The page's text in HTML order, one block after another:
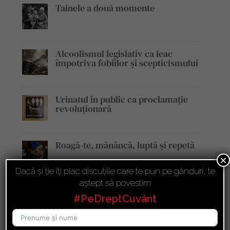
Tainele a două momente
Alcoolismul legislativ ca leac
împotriva fobiilor și scepticismului
Urinatul în public ca proclamație
revoluționară
Roagă-te, mănâncă, luptă și repetă
Trumputinescu
Dacă și ție îți plac discuțiile care te pun pe gânduri, te
aștept să povestim
#PeDreptCuvânt
×